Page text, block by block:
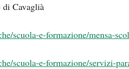
di Cavaglià
scuola-e-formazione/mensa-
scuola-e-formazione/servizi-